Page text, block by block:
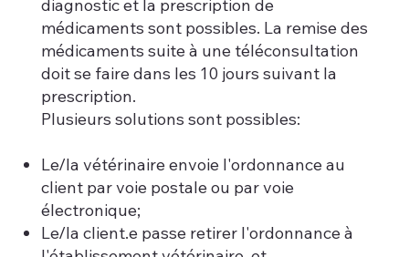
diagnostic et la prescription de
médicaments sont possibles. La remise des
médicaments suite à une téléconsultation
doit se faire dans les 10 jours suivant la
prescription.
Plusieurs solutions sont possibles:
Le/la vétérinaire envoie l'ordonnance au
client par voie postale ou par voie
électronique;
Le/la client.e passe retirer l'ordonnance à